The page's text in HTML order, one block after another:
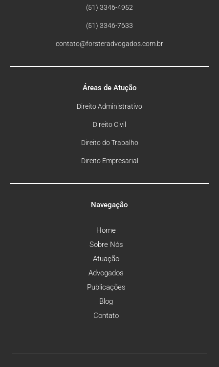
Navegação
Home
Sobre Nós
Atuação
Advogados
Publicações
Blog
Contato
Áreas de Atução
Direito Administrativo
Direito Civil
Direito do Trabalho
Direito Empresarial
(51) 3346-4952
(51) 3346-7633
contato@forsteradvogados.com.br